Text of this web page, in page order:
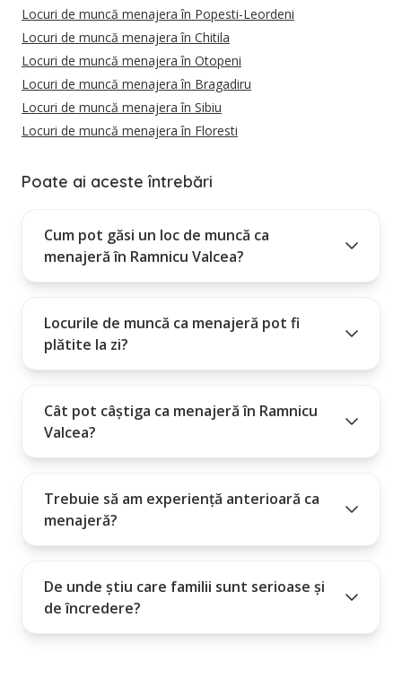
Locuri de muncă menajera în Popesti-Leordeni
Locuri de muncă menajera în Chitila
Locuri de muncă menajera în Otopeni
Locuri de muncă menajera în Bragadiru
Locuri de muncă menajera în Sibiu
Locuri de muncă menajera în Floresti
Poate ai aceste întrebări
Cum pot găsi un loc de muncă ca
menajeră în Ramnicu Valcea?
Locurile de muncă ca menajeră pot fi
plătite la zi?
Cât pot câștiga ca menajeră în Ramnicu
Valcea?
Trebuie să am experiență anterioară ca
menajeră?
De unde știu care familii sunt serioase și
de încredere?